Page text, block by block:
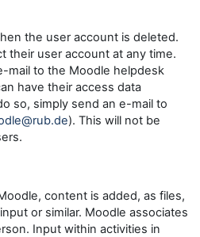
the user account is deleted.
their user account at any time.
mail to the Moodle helpdesk
have their access data
so, simply send an e-mail to
). This will not be
content is added, as files,
or similar. Moodle associates
Input within activities in